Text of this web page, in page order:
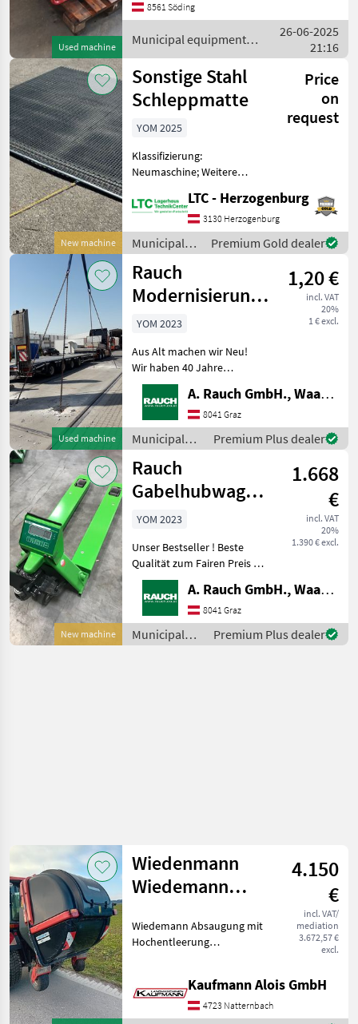
Used machine
drehen Typ Koller sofort
equipme
8561 Söding
Municipal equipment /
Sonstige
26-06-2025
21:16
New machine
Sonstige Stahl
Schleppmatte
Price
on
request
YOM 2025
Klassifizierung:
Neumaschine; Weitere
Edelstahl Schleppmatte,
ideal für das Einarbeiten
von Material. In
verschiedenen Größen
LTC - Herzogenburg
3130 Herzogenburg
Municipal
equipment /
Sonstige
Premium Gold dealer
Used machine
Rauch
Modernisierung
von
Brückenwaagen
50t/20kg
1,20 €
incl. VAT
20%
1 € excl.
YOM 2023
Aus Alt machen wir Neu!
Wir haben 40 Jahre
Erfahrung im
Fahrzeugwaagenbau.
Dadurch sind wir in der
Lage, bestehende
Fahrzeuwaagen /
Brückenwaagen zu
modernisiere
A. Rauch GmbH., Waagen-Lebensmittelmaschinen-Befeuchtungstechnik
8041 Graz
Municipal
equipment /
Rauch
Premium Plus dealer
New machine
Rauch
Gabelhubwagen
mit Waage
1.668
€
incl. VAT
20%
1.390 € excl.
YOM 2023
Unser Bestseller ! Beste
Qualität zum Fairen Preis !
2500kg/500g , 30mm XL
Ziffern , Akku mit enormer
Lebensdauer !
Handhubwagen mit Waage
beste Qualität für Lager -
A. Rauch GmbH., Waagen-Lebensmittelmaschinen-Befeuchtungstechnik
8041 Graz
Municipal
equipment /
Premium Plus dealer
Wiedenmann
Wiedemann
Hochentleerung
4.150
€
incl. VAT/
mediation
3.672,57 €
excl.
Wiedemann Absaugung mit
Hochentleerung
Tasträder bzw.
Nachlaufräder Einsatzbereit
Kaufmann Alois GmbH
4723 Natternbach